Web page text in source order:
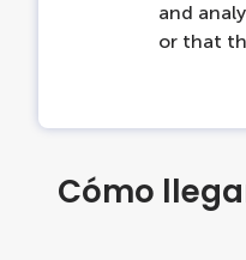
and
or that
Accesibilidad
Cómo